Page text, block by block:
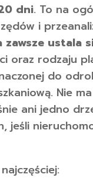
dni. To na
i
zawsze ustala
oraz rodzaju
do
Nie
ani jedno
jeśli